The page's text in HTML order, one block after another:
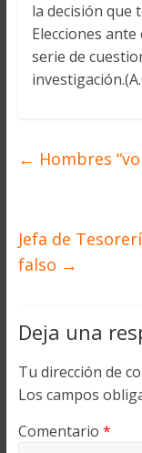
la decisión que
Elecciones
serie de
← Hombres
Jefa de
falso →
Deja una
Tu dirección de
Los campos
Comentario *